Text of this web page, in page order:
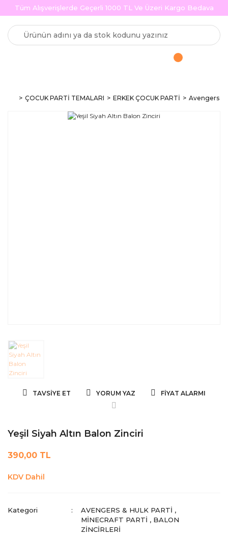
Tüm Alışverişlerde Geçerli 1000 TL Ve Üzeri Kargo Bedava
ÇOCUK PARTİ TEMALARI ERKEK ÇOCUK PARTİ Avengers &
TAVSIYE ET YORUM YAZ FIYAT ALARMI
Yeşil Siyah Altın Balon Zinciri
390,00 TL
KDV Dahil
Kategori AVENGERS & HULK PARTI ,
MINECRAFT PARTI , BALON
ZİNCİRLERİ